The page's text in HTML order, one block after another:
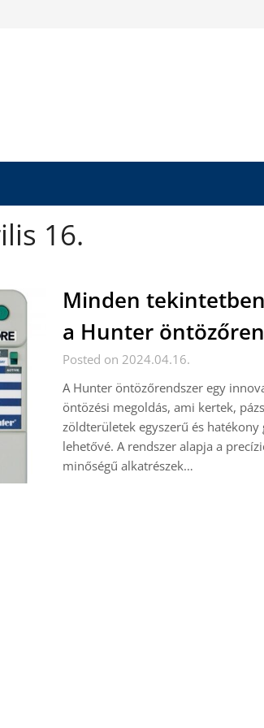
16.
Minden
a Hunter
Posted on 2024.04.16.
A Hunter öntözőrendszer egy
öntözési megoldás, ami kertek,
zöldterületek egyszerű és hatékony
lehetővé. A rendszer alapja a
minőségű alkatrészek…